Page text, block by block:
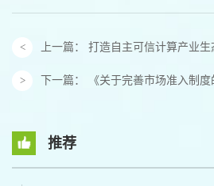
上一篇： 打造自主可信计算产业
下一篇： 《关于完善市场准入制
推荐